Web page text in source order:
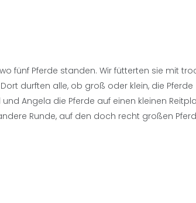
fünf Pferde standen. Wir fütterten sie mit
durften alle, ob groß oder klein, die Pferde
Angela die Pferde auf einen kleinen
Runde, auf den doch recht großen